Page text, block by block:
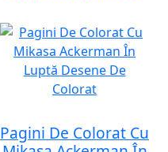
Pagini De Colorat Cu